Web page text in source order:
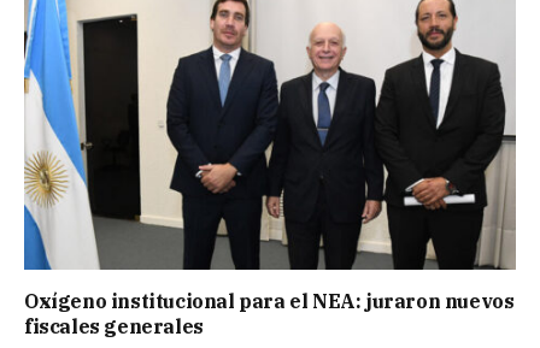
Oxígeno institucional para el NEA: juraron nuevos
fiscales generales